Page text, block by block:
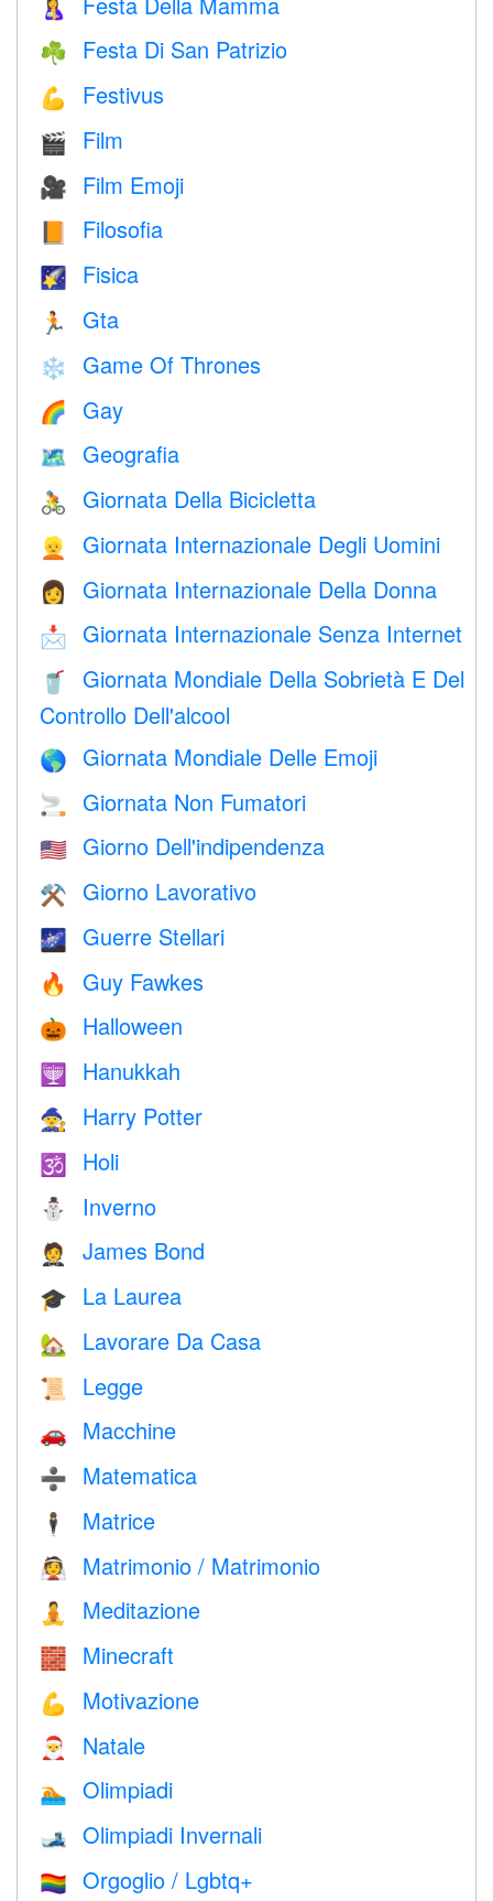
🤱
☘️ Festa Di San Patrizio
💪 Festivus
🎬 Film
🎥 Film Emoji
📙 Filosofia
🌠 Fisica
🏃 Gta
❄️ Game Of Thrones
🌈 Gay
🗺 Geografia
🚴 Giornata Della Bicicletta
👱 Giornata Internazionale Degli Uomini
👩 Giornata Internazionale Della Donna
📩 Giornata Internazionale Senza Internet
🥤
Giornata Mondiale Della Sobrietà E Del
Controllo Dell'alcool
🌎 Giornata Mondiale Delle Emoji
🚬 Giornata Non Fumatori
🇺🇸 Giorno Dell'indipendenza
⚒️ Giorno Lavorativo
🌌 Guerre Stellari
🔥 Guy Fawkes
🎃 Halloween
🕎 Hanukkah
🧙 Harry Potter
🕉 Holi
⛄ Inverno
🤵 James Bond
🎓 La Laurea
🏡 Lavorare Da Casa
📜 Legge
🚗 Macchine
➗ Matematica
🕴️ Matrice
👰 Matrimonio / Matrimonio
🧘 Meditazione
🧱 Minecraft
💪 Motivazione
🎅 Natale
🏊 Olimpiadi
🎿 Olimpiadi Invernali
🏳️‍🌈 Orgoglio / Lgbtq+